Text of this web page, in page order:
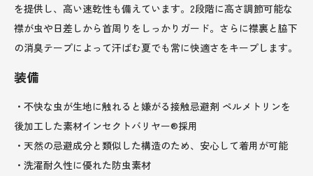
を提供し、高い速乾性も備えています。2段階に高さ調節可能な
襟が虫や日差しから首周りをしっかりガード。さらに襟裏と脇下
の消臭テープによって汗ばむ夏でも常に快適さをキープします。
装備
・不快な虫が生地に触れると嫌がる接触忌避剤 ペルメトリンを
後加工した素材インセクトバリヤー®採用
・天然の忌避成分と類似した構造のため、安心して着用が可能
・洗濯耐久性に優れた防虫素材